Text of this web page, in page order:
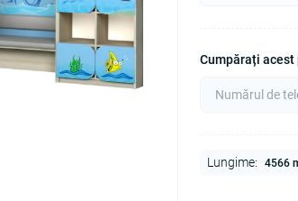
Cumpărați acest
Lungime: 4566